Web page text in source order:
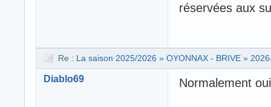
réservées aux
Re : La saison 2025/2026 » OYONNAX - BRIVE »
Diablo69 Normalement